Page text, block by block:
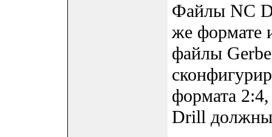
Файлы NC
же формате
файлы
формата
Drill